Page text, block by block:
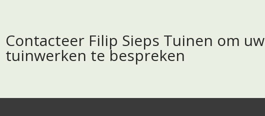
Contacteer Filip Sieps Tuinen om uw
tuinwerken te bespreken